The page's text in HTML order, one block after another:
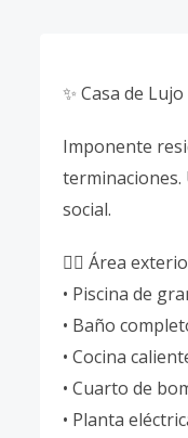
✨ Casa de
Imponente
terminaciones.
social.
🏊‍♂️ Área
• Piscina de
• Baño
• Cocina
• Cuarto de
• Planta